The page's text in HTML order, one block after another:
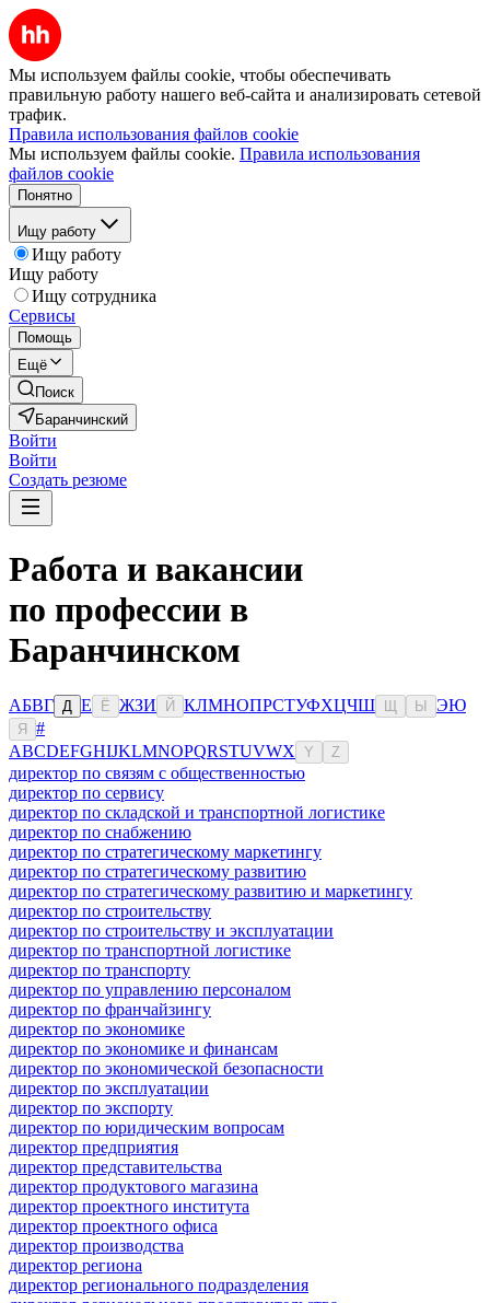
Мы используем файлы cookie, чтобы обеспечивать
правильную работу нашего веб-сайта и анализировать сетевой
трафик.
Правила использования файлов cookie
Мы используем файлы cookie. Правила использования
файлов cookie
Понятно
Ищу работу
Ищу работу
Ищу работу
Ищу сотрудника
Сервисы
Помощь
Ещё
Поиск
Баранчинский
Войти
Войти
Создать резюме
Работа и вакансии
по профессии в
Баранчинском
АБВГ Д Е Ё ЖЗИ Й КЛМНОПРСТУФХЦЧШ Ы ЭЮ
Я
#
ABCDEFGHIJKLMNOPQRSTUVWX Y Z
директор по связям с общественностью
директор по сервису
директор по складской и транспортной логистике
директор по снабжению
директор по стратегическому маркетингу
директор по стратегическому развитию
директор по стратегическому развитию и маркетингу
директор по строительству
директор по строительству и эксплуатации
директор по транспортной логистике
директор по транспорту
директор по управлению персоналом
директор по франчайзингу
директор по экономике
директор по экономике и финансам
директор по экономической безопасности
директор по эксплуатации
директор по экспорту
директор по юридическим вопросам
директор предприятия
директор представительства
директор продуктового магазина
директор проектного института
директор проектного офиса
директор производства
директор региона
директор регионального подразделения